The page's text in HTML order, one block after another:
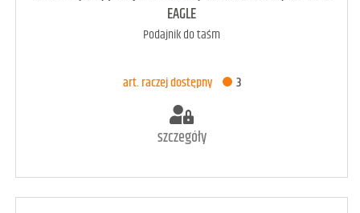
EAGLE
Podajnik do taśm
art. raczej dostępny 3
szczegóły